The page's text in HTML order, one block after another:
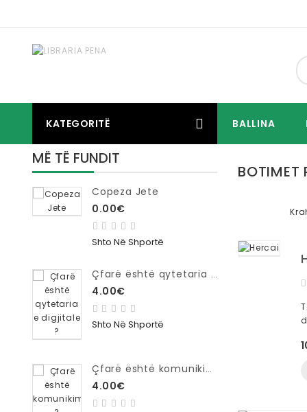
KATEGORITË BALLINA
MË TË FUNDIT
Copeza Jete
0.00€
Shto Në Shportë
Çfarë është qytetaria e digjitale ?
4.00€
Shto Në Shportë
Çfarë është komunikimi ?
4.00€
BOTIMET